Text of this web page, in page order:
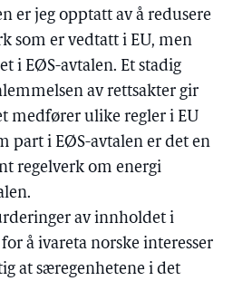
er jeg opptatt av å redusere
som er vedtatt i EU, men
i EØS-avtalen. Et stadig
av rettsakter gir
medfører ulike regler i EU
part i EØS-avtalen er det en
regelverk om energi
av innholdet i
å ivareta norske interesser
at særegenhetene i det